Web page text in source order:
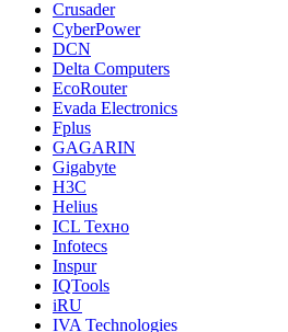
Crusader
CyberPower
DCN
Delta Computers
EcoRouter
Evada Electronics
Fplus
GAGARIN
Gigabyte
H3C
Helius
ICL Техно
Infotecs
Inspur
IQTools
iRU
IVA Technologies